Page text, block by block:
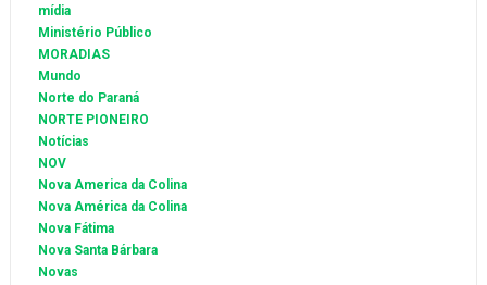
mídia
Ministério Público
MORADIAS
Mundo
Norte do Paraná
NORTE PIONEIRO
Notícias
NOV
Nova America da Colina
Nova América da Colina
Nova Fátima
Nova Santa Bárbara
Novas